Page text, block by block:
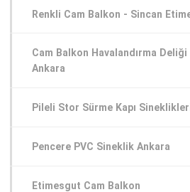
Renkli Cam Balkon - Sincan
Cam Balkon Havalandırma
Ankara
Pileli Stor Sürme Kapı
Pencere PVC Sineklik Ankara
Etimesgut Cam Balkon